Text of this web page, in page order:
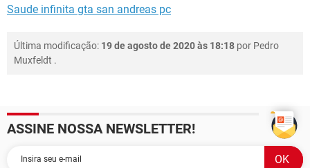
Saude infinita gta san andreas pc
Última modificação: 19 de agosto de 2020 às 18:18 por Pedro
Muxfeldt .
ASSINE NOSSA NEWSLETTER!